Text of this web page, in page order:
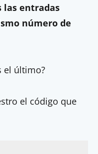
las entradas
número de
el último?
el código que